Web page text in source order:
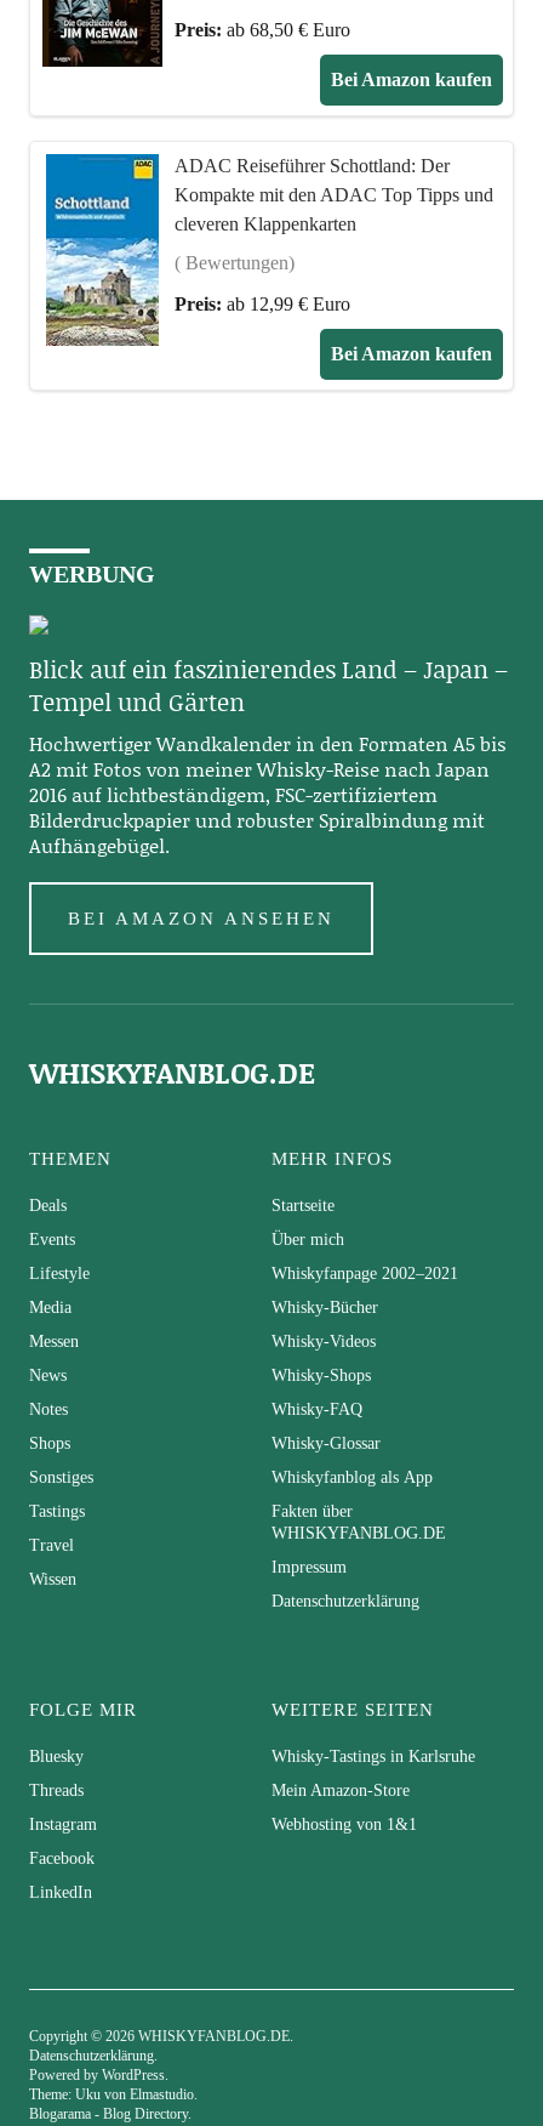
Preis: ab 68,50 € Euro
Bei Amazon kaufen
ADAC Reiseführer Schottland: Der
Kompakte mit den ADAC Top Tipps und
cleveren Klappenkarten
( Bewertungen)
Preis: ab 12,99 € Euro
Bei Amazon kaufen
WERBUNG
Blick auf ein faszinierendes Land – Japan –
Tempel und Gärten
Hochwertiger Wandkalender in den Formaten A5 bis
A2 mit Fotos von meiner Whisky-Reise nach Japan
2016 auf lichtbeständigem, FSC-zertifiziertem
Bilderdruckpapier und robuster Spiralbindung mit
Aufhängebügel.
BEI AMAZON ANSEHEN
WHISKYFANBLOG.DE
THEMEN
Deals
Events
Lifestyle
Media
Messen
News
Notes
Shops
Sonstiges
Tastings
Travel
Wissen
MEHR INFOS
Startseite
Über mich
Whiskyfanpage 2002–2021
Whisky-Bücher
Whisky-Videos
Whisky-Shops
Whisky-FAQ
Whisky-Glossar
Whiskyfanblog als App
Fakten über
WHISKYFANBLOG.DE
Impressum
Datenschutzerklärung
FOLGE MIR
Bluesky
Threads
Instagram
Facebook
LinkedIn
WEITERE SEITEN
Whisky-Tastings in Karlsruhe
Mein Amazon-Store
Webhosting von 1&1
Copyright © 2026 WHISKYFANBLOG.DE
Datenschutzerklärung
Powered by WordPress
Theme: Uku von Elmastudio
Blogarama - Blog Directory